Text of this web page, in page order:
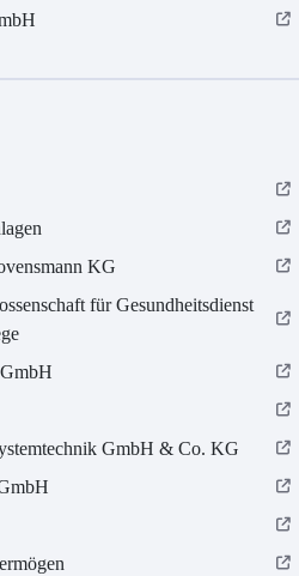
KG
für Gesundheitsdienst
GmbH & Co. KG